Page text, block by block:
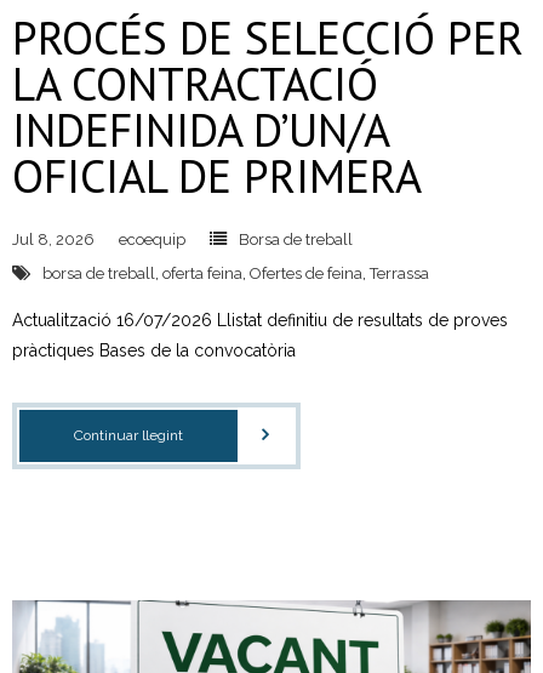
- Neteja a alta pressió
- Festes i activitats a l’aire lliure
Residus Municipals
- Recollida selectiva
- - Fraccions de residus
- Neteja i reparació de contenidors
- Deixalleria Can Barba
- Can Casanovas
PROCÉS DE SELECCIÓ PER
LA CONTRACTACIÓ
INDEFINIDA D’UN/A
OFICIAL DE PRIMERA
Jul 8, 2026 ecoequip
Borsa de treball
borsa de treball oferta feina Ofertes de feina ,Terrassa
Actualització 16/07/2026 Llistat definitiu de resultats de proves
pràctiques Bases de la convocatòria
Continuar llegint